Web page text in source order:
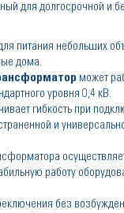
для долгосрочной и
питания небольших
дома.
может
уровня 0,4 кВ.
гибкость при
и
работу
без